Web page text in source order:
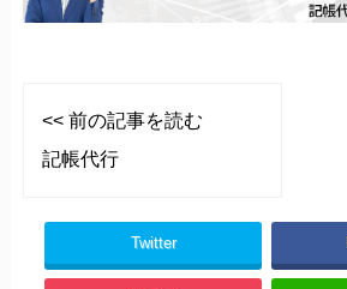
<< 前の記事を読む
記帳代行
Twitter